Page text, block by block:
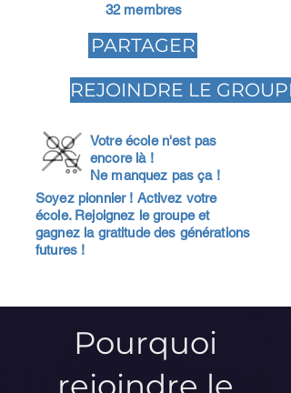
32 membres
PARTAGER
REJOINDRE LE GROUPE
Votre école n'est pas
encore là !
Ne manquez pas ça !
Soyez pionnier ! Activez votre
école. Rejoignez le groupe et
gagnez la gratitude des générations
futures !
Pourquoi